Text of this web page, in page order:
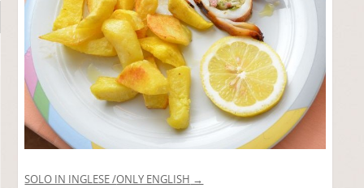
SOLO IN INGLESE /ONLY ENGLISH →